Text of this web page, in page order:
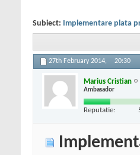
Subiect: Implementare plata
27th February 2014, 20:30
Marius Cristian
Ambasador
Reputatie: